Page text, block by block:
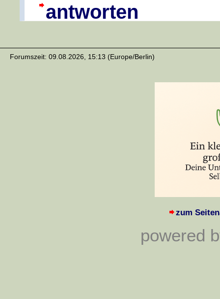
antworten
Forumszeit: 09.08.2026, 15:13 (Europe/Berlin)
zum
powered